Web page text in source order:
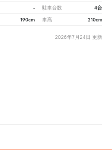
- 駐車台数 4台
190cm 車高 210cm
2026年7月24日 更新